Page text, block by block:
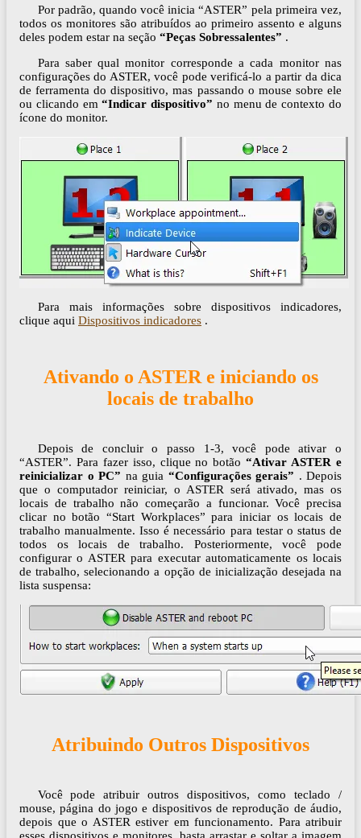
Por padrão, quando você inicia “ASTER” pela primeira vez,
todos os monitores são atribuídos ao primeiro assento e alguns
deles podem estar na seção “Peças Sobressalentes” .
Para saber qual monitor corresponde a cada monitor nas
configurações do ASTER, você pode verificá-lo a partir da dica
de ferramenta do dispositivo, mas passando o mouse sobre ele
ou clicando em“Indicar dispositivo” no menu de contexto do
ícone do monitor.
Para mais informações sobre dispositivos indicadores,
clique aqui Dispositivos indicadores .
Ativando o ASTER e iniciando os
locais de trabalho
Depois de concluir o passo 1-3, você pode ativar o
“ASTER”. Para fazer isso, clique no botão“Ativar ASTER e
reinicializar o PC” na guia “Configurações gerais” . Depois
que o computador reiniciar, o ASTER será ativado, mas os
locais de trabalho não começarão a funcionar. Você precisa
clicar no botão “Start Workplaces” para iniciar os locais de
trabalho manualmente. Isso é necessário para testar o status de
todos os locais de trabalho. Posteriormente, você pode
configurar o ASTER para executar automaticamente os locais
de trabalho, selecionando a opção de inicialização desejada na
lista suspensa:
Atribuindo Outros Dispositivos
Você pode atribuir outros dispositivos, como teclado /
mouse, página do jogo e dispositivos de reprodução de áudio,
depois que o ASTER estiver em funcionamento. Para atribuir
esses dispositivos e monitores, basta arrastar e soltar a imagem